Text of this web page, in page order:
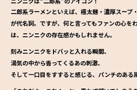
二郎系ラーメンといえば、極太麺・濃厚スープ
が代名詞。ですが、何と言ってもファンの心を
は、 ニンニクの存在感かもしれません。
刻みニンニクをドバッと入れる瞬間、
湯気の中から香ってくるあの刺激、
そして一口目をすすると感じる、パンチのある